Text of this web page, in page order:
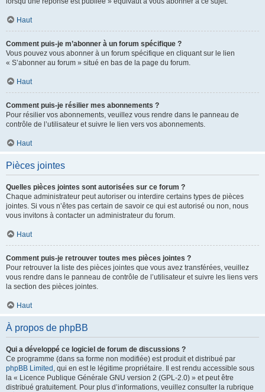
Haut
Comment puis-je m’abonner à un forum spécifique ?
Vous pouvez vous abonner à un forum spécifique en cliquant sur le lien
« S’abonner au forum » situé en bas de la page du forum.
Haut
Comment puis-je résilier mes abonnements ?
Pour résilier vos abonnements, veuillez vous rendre dans le panneau de
contrôle de l’utilisateur et suivre le lien vers vos abonnements.
Haut
Pièces jointes
Quelles pièces jointes sont autorisées sur ce forum ?
Chaque administrateur peut autoriser ou interdire certains types de pièces
jointes. Si vous n’êtes pas certain de savoir ce qui est autorisé ou non, nous
vous invitons à contacter un administrateur du forum.
Haut
Comment puis-je retrouver toutes mes pièces jointes ?
Pour retrouver la liste des pièces jointes que vous avez transférées, veuillez
vous rendre dans le panneau de contrôle de l’utilisateur et suivre les liens vers
la section des pièces jointes.
Haut
À propos de phpBB
Qui a développé ce logiciel de forum de discussions ?
Ce programme (dans sa forme non modifiée) est produit et distribué par
phpBB Limited , qui en est le légitime propriétaire. Il est rendu accessible sous
la « Licence Publique Générale GNU version 2 (GPL-2.0) » et peut être
distribué gratuitement. Pour plus d’informations, veuillez consulter la rubrique